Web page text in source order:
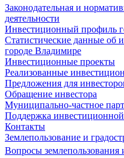
Законодательная и
деятельности
Инвестиционный профиль
Статистические данные об
городе Владимире
Инвестиционные проекты
Реализованные
Предложения для
Обращение инвестора
Муниципально-частное
Поддержка инвестиционной
Контакты
Землепользование и
Вопросы